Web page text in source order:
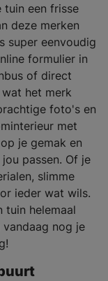
tuin een frisse
deze merken
super eenvoudig
formulier in
of direct
het merk
foto's en
met
je gemak en
passen. Of je
slimme
ieder wat wils.
tuin helemaal
nog je